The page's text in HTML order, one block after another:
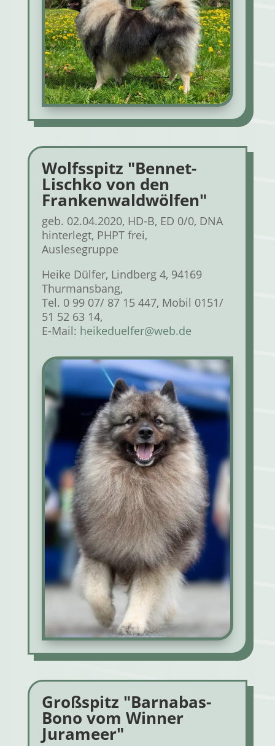
Wolfsspitz "Bennet-
Lischko von den
Frankenwaldwölfen"
geb. 02.04.2020, HD-B, ED 0/0, DNA
hinterlegt, PHPT frei,
Auslesegruppe
Heike Dülfer, Lindberg 4, 94169
Thurmansbang,
Tel. 0 99 07/ 87 15 447, Mobil 0151/
51 52 63 14,
E-Mail: heikeduelfer@web.de
Großspitz "Barnabas-
Bono vom Winner
Jurameer"